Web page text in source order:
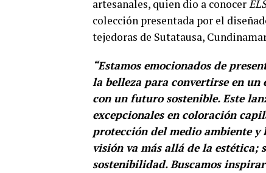
artesanales, quien dio a conocer
colección presentada por el
tejedoras de Sutatausa,
“Estamos emocionados de
la belleza para convertirse en
con un futuro sostenible. Este
excepcionales en coloración
protección del medio ambiente
visión va más allá de la
sostenibilidad. Buscamos